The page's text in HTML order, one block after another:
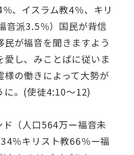
、イスラム教4％、キリ
音派3.5％）国民が背信
民が福音を聞きますよう
愛し、みことばに従いま
様の働きによって大勢が
に。(使徒4:10～12)
（人口564万ー福音未
％キリスト教66％ー福